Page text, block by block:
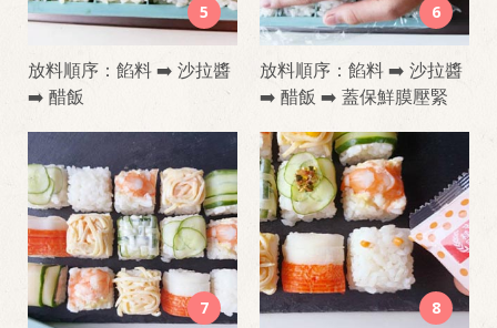
5
放料順序：餡料 ➡️ 沙拉醬
➡️ 醋飯
6
放料順序：餡料 ➡️ 沙拉醬
➡️ 醋飯 ➡️ 蓋保鮮膜壓緊
7 8